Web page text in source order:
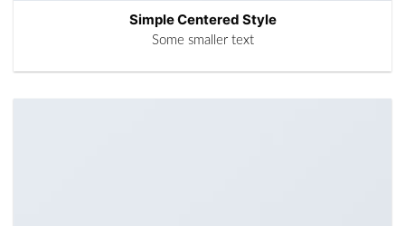
Simple Centered Style
Some smaller text